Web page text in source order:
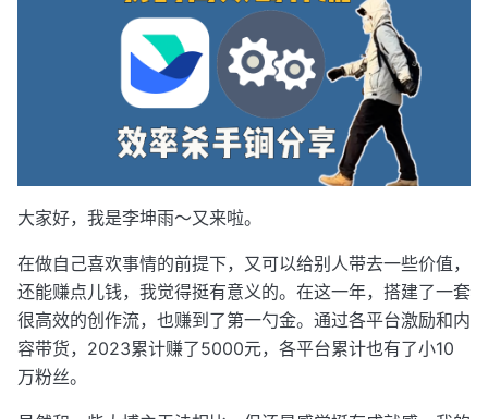
大家好，我是李坤雨～又来啦。
在做自己喜欢事情的前提下，又可以给别人带去一些价值，
还能赚点儿钱，我觉得挺有意义的。在这一年，搭建了一套
很高效的创作流，也赚到了第一勺金。通过各平台激励和内
容带货，2023累计赚了5000元，各平台累计也有了小10
万粉丝。